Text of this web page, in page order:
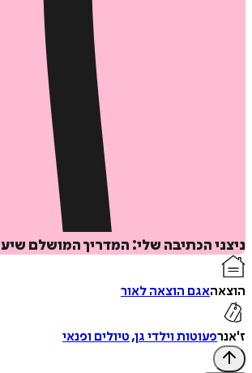
ניצני הכתיבה שלי: המדריך המושלם
הוצאהאגם הוצאה לאור
ז'אנרפעוטות וילדי גן,טיולים ופנאי